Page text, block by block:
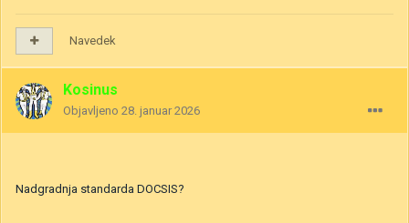
Navedek
Kosinus
Objavljeno 28. januar 2026
Nadgradnja standarda DOCSIS?